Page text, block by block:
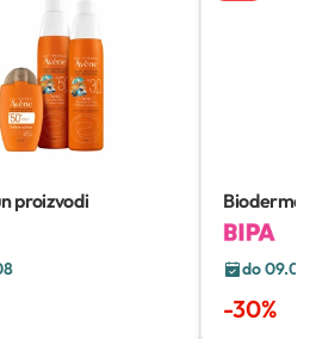
proizvodi
Bioderma
proizvodi
do 09.08
-30%